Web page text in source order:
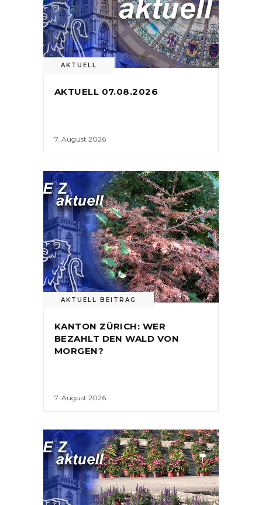
AKTUELL
AKTUELL 07.08.2026
7. August 2026
AKTUELL BEITRAG
KANTON ZÜRICH: WER
BEZAHLT DEN WALD VON
MORGEN?
7. August 2026